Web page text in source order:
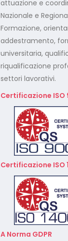
Giugno
setaccio
Cade
working,
Aprile
Febbraio
attuazione e
Nazionale e
Formazione,
addestramento,
universitaria,
riqualificazione
settori lavorativi.
Certificazione ISO
Certificazione ISO
A Norma GDPR